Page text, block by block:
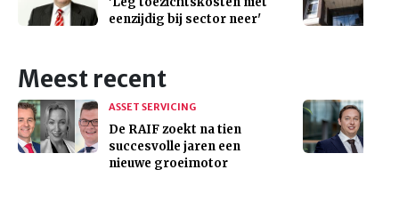
eenzijdig bij sector neer'
Meest recent
ASSET SERVICING
De RAIF zoekt na tien
succesvolle jaren een
nieuwe groeimotor